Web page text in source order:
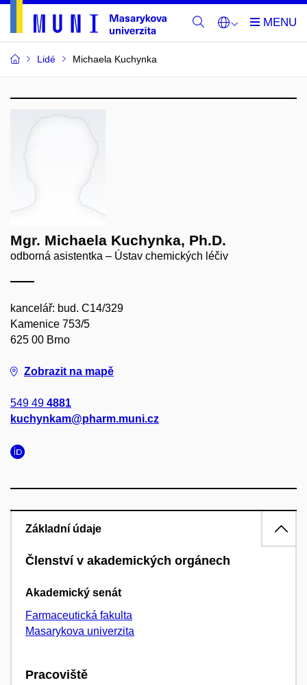
Lidé Michaela Kuchynka
Mgr. Michaela Kuchynka, Ph.D.
odborná asistentka – Ústav chemických léčiv
kancelář: bud. C14/329
Kamenice 753/5
625 00 Brno
Zobrazit na mapě
549 49 4881
kuchynkam@pharm.muni.cz
Základní údaje
Členství v akademických orgánech
Akademický senát
Farmaceutická fakulta
Masarykova univerzita
Pracoviště